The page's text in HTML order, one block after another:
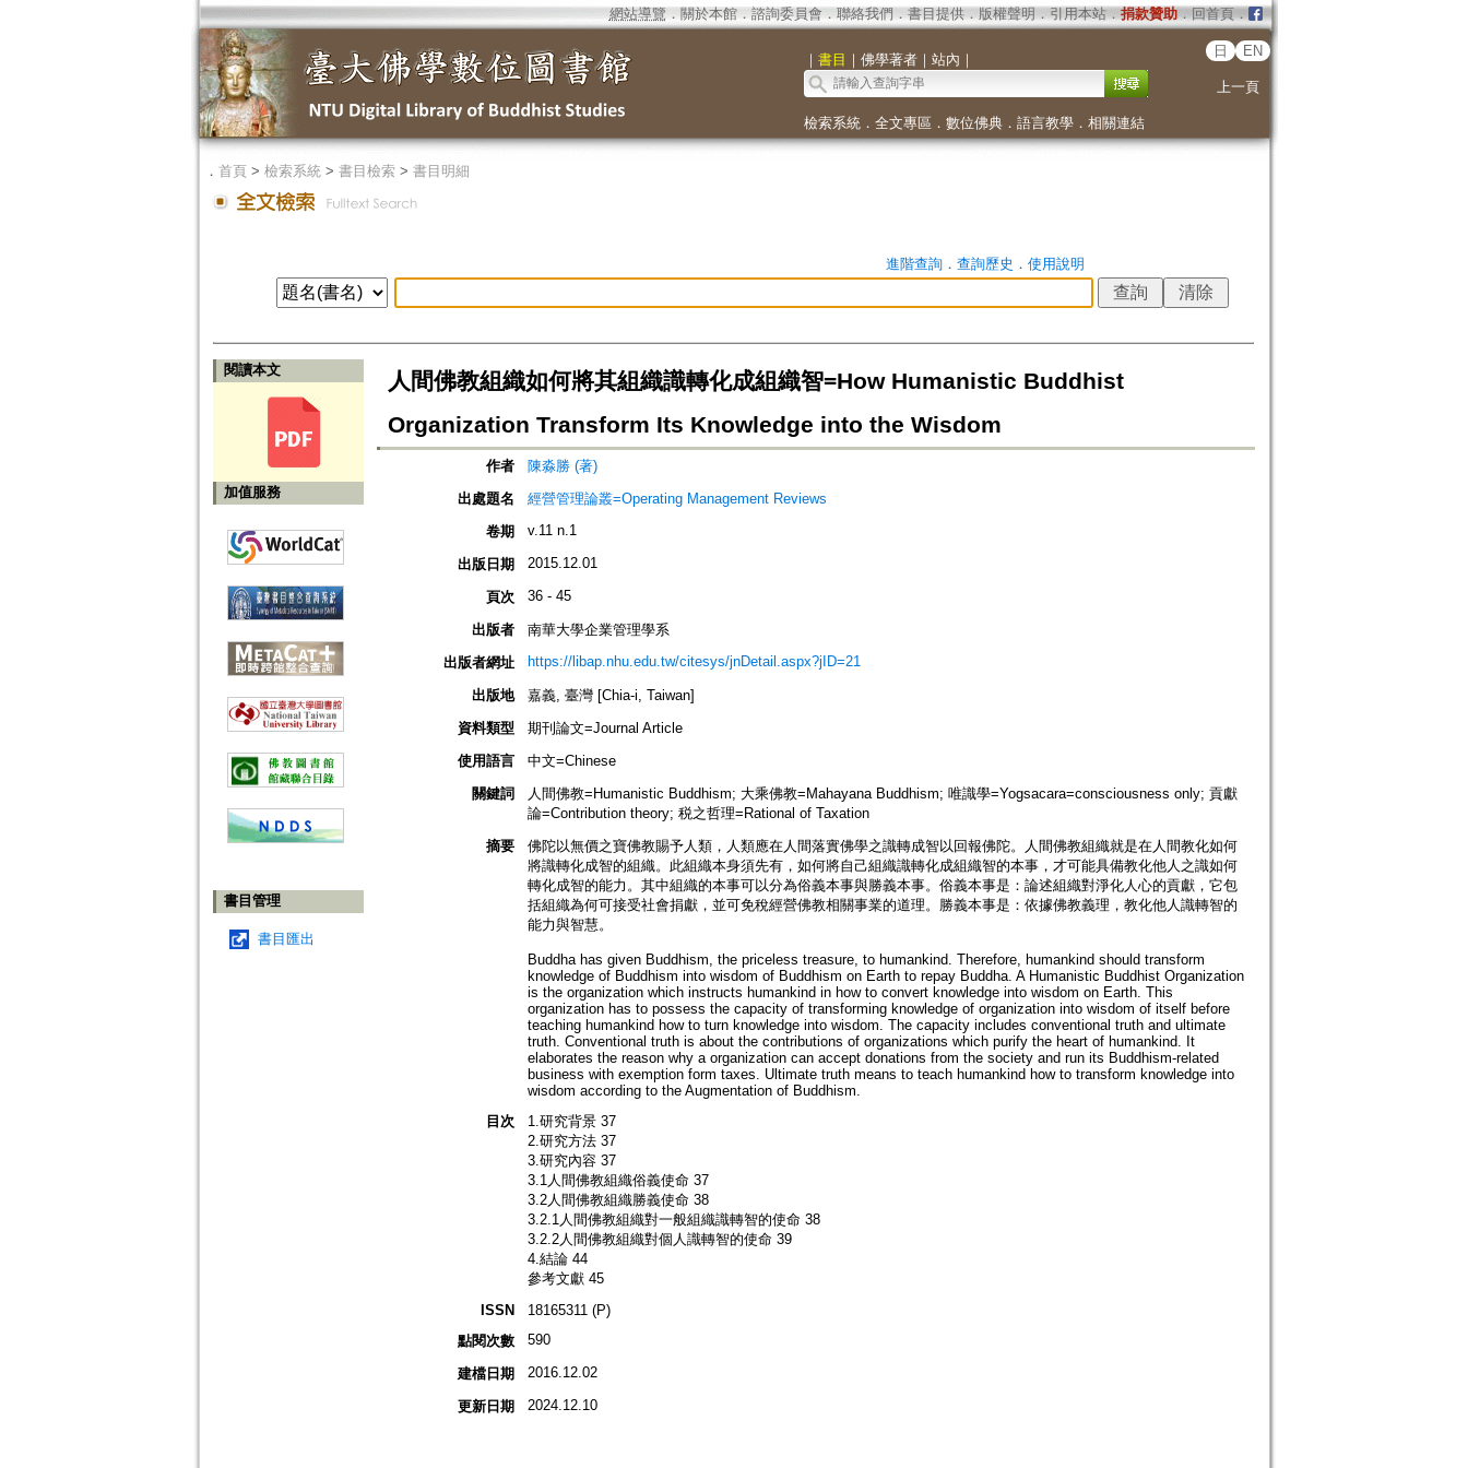
網站導覽 ． 關於本館． 諮詢委員會． 聯絡我們 ． 書目提供． 版權聲明 ． 引用本站． 捐款贊助．回首頁．
｜ 書目 ｜ 佛學著者｜ 站內 ｜
日 EN
上一頁
檢索系統． 全文專區 ． 數位佛典． 語言教學． 相關連結
． 首頁> 檢索系統> 書目檢索> 書目明細
進階查詢． 查詢歷史 ． 使用說明
閱讀本文
加值服務
書目管理
書目匯出
人間佛教組織如何將其組織識轉化成組織智=How Humanistic Buddhist
Organization Transform Its Knowledge into the Wisdom
作者
陳淼勝 (著)
出處題名
經營管理論叢=Operating Management Reviews
卷期
v.11 n.1
出版日期 2015.12.01
頁次 36 - 45
出版者
南華大學企業管理學系
出版者網址
https://libap.nhu.edu.tw/citesys/jnDetail.aspx?jID=21
出版地
嘉義, 臺灣 [Chia-i, Taiwan]
資料類型
期刊論文=Journal Article
使用語言
中文=Chinese
關鍵詞
人間佛教=Humanistic Buddhism; 大乘佛教=Mahayana Buddhism; 唯識學=Yogsacara=consciousness only; 貢獻
論=Contribution theory; 税之哲理=Rational of Taxation
摘要
佛陀以無價之寶佛教賜予人類，人類應在人間落實佛學之識轉成智以回報佛陀。人間佛教組織就是在人間教化如何
將識轉化成智的組織。此組織本身須先有，如何將自己組織識轉化成組織智的本事，才可能具備教化他人之識如何
轉化成智的能力。其中組織的本事可以分為俗義本事與勝義本事。俗義本事是：論述組織對淨化人心的貢獻，它包
括組織為何可接受社會捐獻，並可免稅經營佛教相關事業的道理。勝義本事是：依據佛教義理，教化他人識轉智的
能力與智慧。
Buddha has given Buddhism, the priceless treasure, to humankind. Therefore, humankind should transform
knowledge of Buddhism into wisdom of Buddhism on Earth to repay Buddha. A Humanistic Buddhist Organization
is the organization which instructs humankind in how to convert knowledge into wisdom on Earth. This
organization has to possess the capacity of transforming knowledge of organization into wisdom of itself before
teaching humankind how to turn knowledge into wisdom. The capacity includes conventional truth and ultimate
truth. Conventional truth is about the contributions of organizations which purify the heart of humankind. It
elaborates the reason why a organization can accept donations from the society and run its Buddhism-related
business with exemption form taxes. Ultimate truth means to teach humankind how to transform knowledge into
wisdom according to the Augmentation of Buddhism.
目次
1.研究背景 37
2.研究方法 37
3.研究內容 37
3.1人間佛教組織俗義使命 37
3.2人間佛教組織勝義使命 38
3.2.1人間佛教組織對一般組織識轉智的使命 38
3.2.2人間佛教組織對個人識轉智的使命 39
4.結論 44
參考文獻 45
ISSN
18165311 (P)
點閱次數
590
建檔日期 2016.12.02
更新日期 2024.12.10